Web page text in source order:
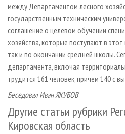
между Департаментом лесного
государственным техническим
соглашение о целевом обучении
хозяйства, которые поступают в этот
так и по окончании средней школы.
департамента, включая
трудится 161 человек, причем 140 с
Беседовал Иван ЯКУБОВ
Другие статьи рубрики
Кировская область